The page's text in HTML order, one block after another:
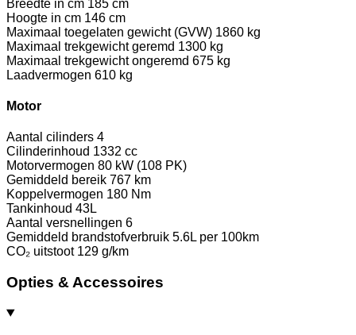
Breedte in cm 185 cm
Hoogte in cm 146 cm
Maximaal toegelaten gewicht (GVW) 1860 kg
Maximaal trekgewicht geremd 1300 kg
Maximaal trekgewicht ongeremd 675 kg
Laadvermogen 610 kg
Motor
Aantal cilinders 4
Cilinderinhoud 1332 cc
Motorvermogen 80 kW (108 PK)
Gemiddeld bereik 767 km
Koppelvermogen 180 Nm
Tankinhoud 43L
Aantal versnellingen 6
Gemiddeld brandstofverbruik 5.6L per 100km
CO₂ uitstoot 129 g/km
Opties & Accessoires